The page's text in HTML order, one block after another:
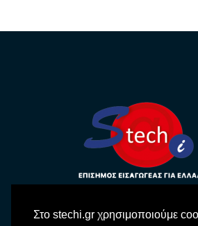
Στο stechi.gr χρησιμοποιούμε